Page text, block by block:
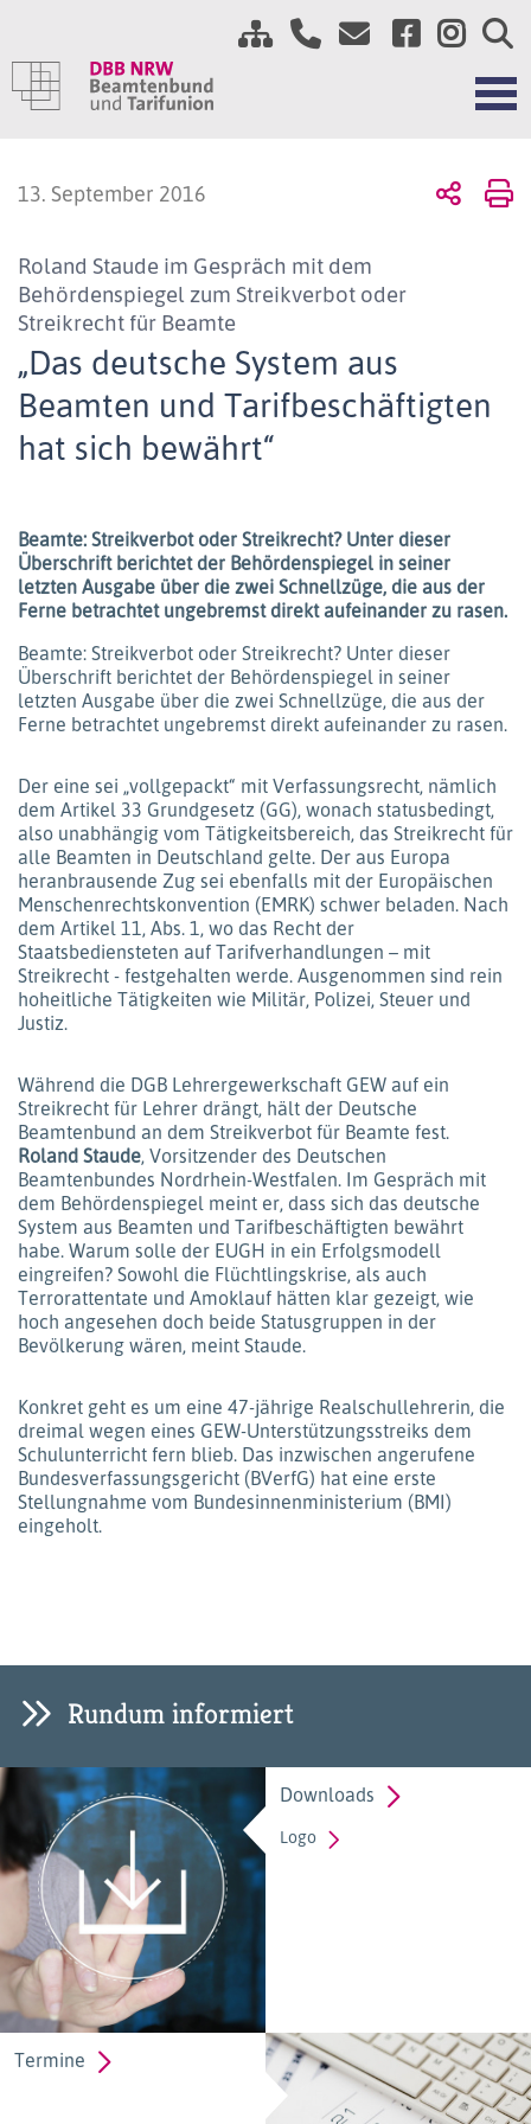
Roland Staude im Gespräch mit dem
Behördenspiegel zum Streikverbot oder
Streikrecht für Beamte
„Das deutsche System aus
Beamten und Tarifbeschäftigten
hat sich bewährt“
13. September 2016
Beamte: Streikverbot oder Streikrecht? Unter dieser
Überschrift berichtet der Behördenspiegel in seiner
letzten Ausgabe über die zwei Schnellzüge, die aus der
Ferne betrachtet ungebremst direkt aufeinander zu rasen.
Beamte: Streikverbot oder Streikrecht? Unter dieser
Überschrift berichtet der Behördenspiegel in seiner
letzten Ausgabe über die zwei Schnellzüge, die aus der
Ferne betrachtet ungebremst direkt aufeinander zu rasen.
Der eine sei „vollgepackt“ mit Verfassungsrecht, nämlich
dem Artikel 33 Grundgesetz (GG), wonach statusbedingt,
also unabhängig vom Tätigkeitsbereich, das Streikrecht für
alle Beamten in Deutschland gelte. Der aus Europa
heranbrausende Zug sei ebenfalls mit der Europäischen
Menschenrechtskonvention (EMRK) schwer beladen. Nach
dem Artikel 11, Abs. 1, wo das Recht der
Staatsbediensteten auf Tarifverhandlungen – mit
Streikrecht - festgehalten werde. Ausgenommen sind rein
hoheitliche Tätigkeiten wie Militär, Polizei, Steuer und
Justiz.
Während die DGB Lehrergewerkschaft GEW auf ein
Streikrecht für Lehrer drängt, hält der Deutsche
Beamtenbund an dem Streikverbot für Beamte fest.
Roland Staude, Vorsitzender des Deutschen
Beamtenbundes Nordrhein-Westfalen. Im Gespräch mit
dem Behördenspiegel meint er, dass sich das deutsche
System aus Beamten und Tarifbeschäftigten bewährt
habe. Warum solle der EUGH in ein Erfolgsmodell
eingreifen? Sowohl die Flüchtlingskrise, als auch
Terrorattentate und Amoklauf hätten klar gezeigt, wie
hoch angesehen doch beide Statusgruppen in der
Bevölkerung wären, meint Staude.
Konkret geht es um eine 47-jährige Realschullehrerin, die
dreimal wegen eines GEW-Unterstützungsstreiks dem
Schulunterricht fern blieb. Das inzwischen angerufene
Bundesverfassungsgericht (BVerfG) hat eine erste
Stellungnahme vom Bundesinnenministerium (BMI)
eingeholt.
Rundum informiert
Downloads
Logo
Termine